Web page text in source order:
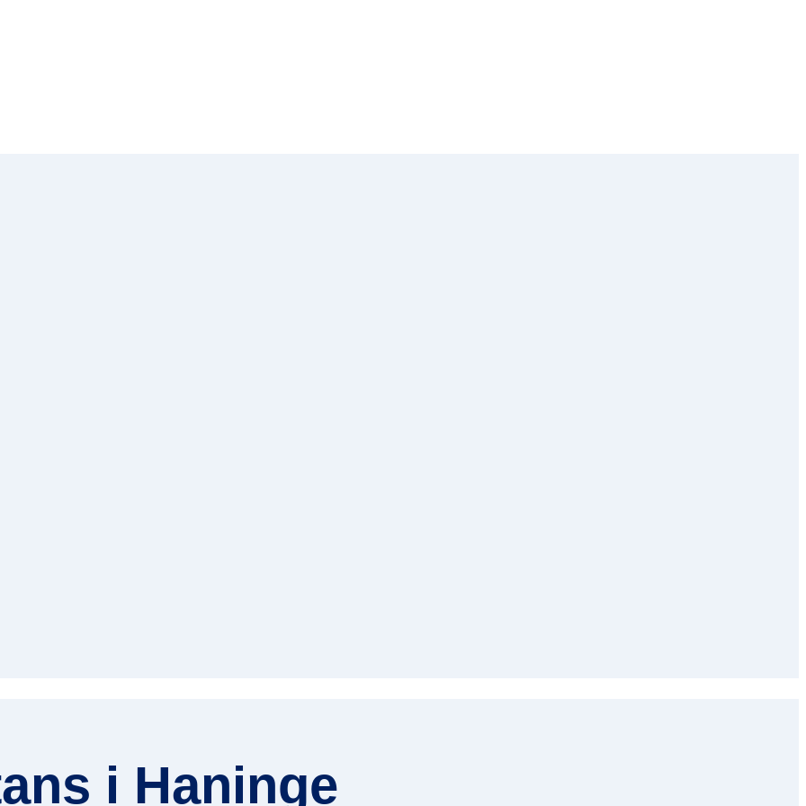
i Haninge